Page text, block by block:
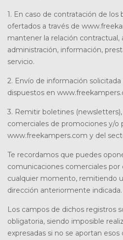
1. En caso de contratación de los
ofertados a través de
mantener la relación contractual,
administración, información,
servicio.
2. Envío de información
dispuestos en
3. Remitir boletines
comerciales de promociones y/o
www.freekampers.com y del
Te recordamos que puedes
comunicaciones comerciales por
cualquier momento, remitiendo
dirección anteriormente indicada.
Los campos de dichos registros
obligatoria, siendo imposible
expresadas si no se aportan esos